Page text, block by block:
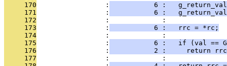
     170
                 :
6 :
     171
                 :
6 :
     172
                 :             :
     173
                 :
           6 :   rrc = *rc;
     174
                 :             :
     175
                 :
6 :   if (val ==
     176
                 :
2 :     return
     177
                 :             :